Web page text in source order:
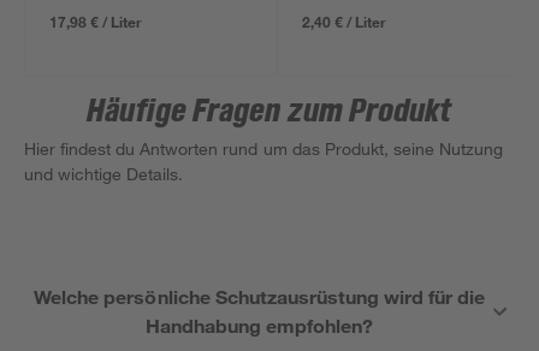
17,98 € / Liter 2,40 € / Liter
Häufige Fragen zum Produkt
Hier findest du Antworten rund um das Produkt, seine Nutzung
und wichtige Details.
Welche persönliche Schutzausrüstung wird für die
Handhabung empfohlen?